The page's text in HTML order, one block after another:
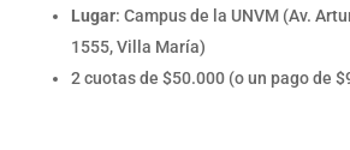
Lugar: Campus de la UNVM (Av.
1555, Villa María)
2 cuotas de $50.000 (o un pago de